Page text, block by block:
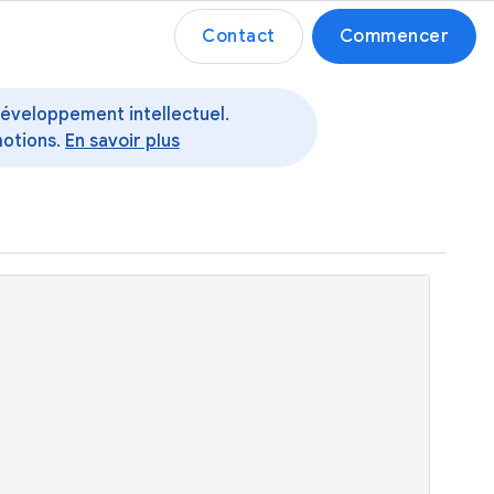
Contact Commencer
intellectuel.
En savoir plus